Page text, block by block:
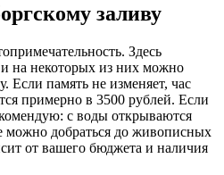
заливу
Здесь
на некоторых из них можно
Если память не изменяет, час
примерно в 3500 рублей. Если
с воды открываются
добраться до живописных
от вашего бюджета и наличия